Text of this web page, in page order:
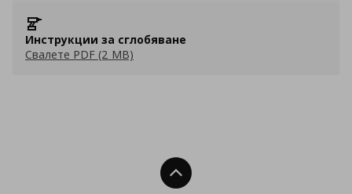
Инструкции за сглобяване
Свалете PDF (2 MB)
Нагоре